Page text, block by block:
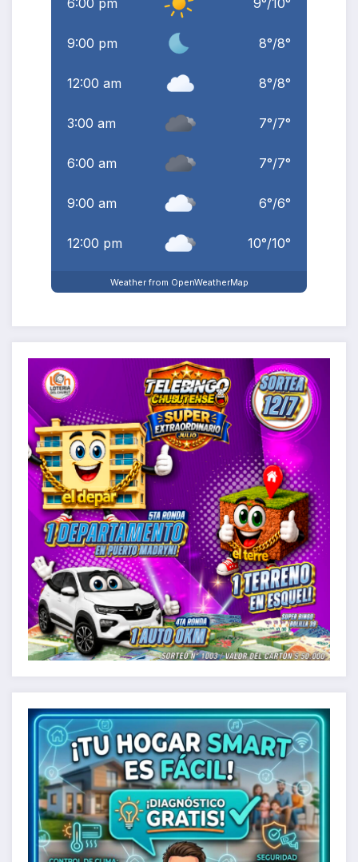
6:00 pm 9°/10°
9:00 pm 8°/8°
12:00 am 8°/8°
3:00 am 7°/7°
6:00 am 7°/7°
9:00 am 6°/6°
12:00 pm 10°/10°
Weather from OpenWeatherMap